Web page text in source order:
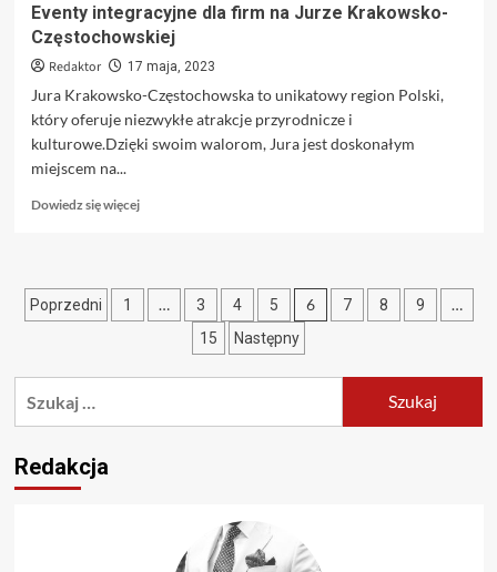
Eventy integracyjne dla firm na Jurze Krakowsko-
Częstochowskiej
Redaktor 17 maja, 2023
Jura Krakowsko-Częstochowska to unikatowy region Polski,
który oferuje niezwykłe atrakcje przyrodnicze i
kulturowe.Dzięki swoim walorom, Jura jest doskonałym
miejscem na...
Dowiedz się więcejDowiedz
Eventy
integracyjne
Stronicowanie
Poprzedni 1 … 3 4 5 6 7 8 9 …
15 Następny
Redakcja